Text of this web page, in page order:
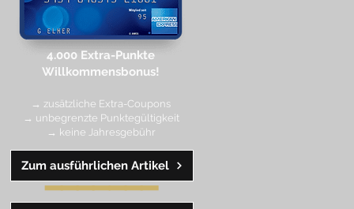
Zum ausführlichen Artikel
4.000 Extra-Punkte
Willkommensbonus!
→ zusätzliche Extra-Coupons
→ unbegrenzte Punktegültigkeit
→ keine Jahresgebühr
━━━━━━━